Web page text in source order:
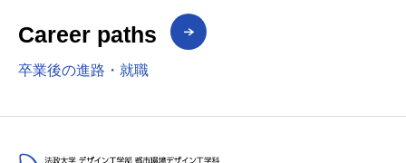
Career paths
卒業後の進路・就職